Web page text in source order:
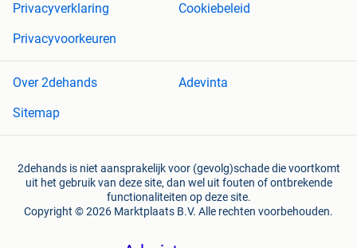
Privacyverklaring
Cookiebeleid
Privacyvoorkeuren
Over 2dehands
Adevinta
Sitemap
2dehands is niet aansprakelijk voor (gevolg)schade die voortkomt
uit het gebruik van deze site, dan wel uit fouten of ontbrekende
functionaliteiten op deze site.
Copyright © 2026 Marktplaats B.V. Alle rechten voorbehouden.